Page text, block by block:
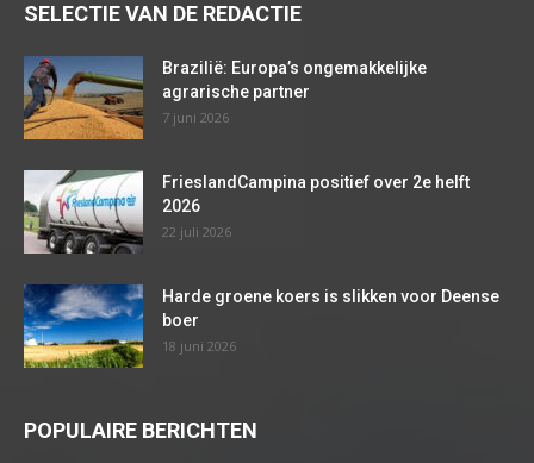
SELECTIE VAN DE REDACTIE
Brazilië: Europa’s ongemakkelijke
agrarische partner
7 juni 2026
FrieslandCampina positief over 2e helft
2026
22 juli 2026
Harde groene koers is slikken voor Deense
boer
18 juni 2026
POPULAIRE BERICHTEN